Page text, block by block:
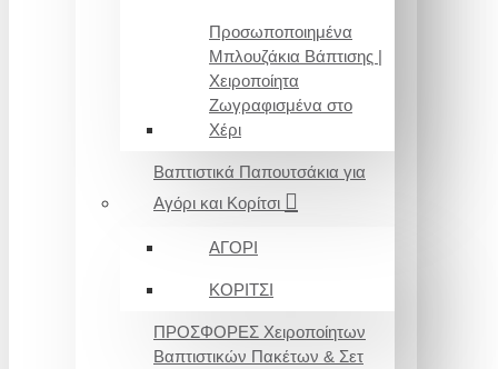
Προσωποποιημένα
Μπλουζάκια Βάπτισης |
Χειροποίητα
Ζωγραφισμένα στο
Χέρι
Βαπτιστικά Παπουτσάκια για
Αγόρι και Κορίτσι
ΑΓΟΡΙ
ΚΟΡΙΤΣΙ
ΠΡΟΣΦΟΡΕΣ Χειροποίητων
Βαπτιστικών Πακέτων & Σετ